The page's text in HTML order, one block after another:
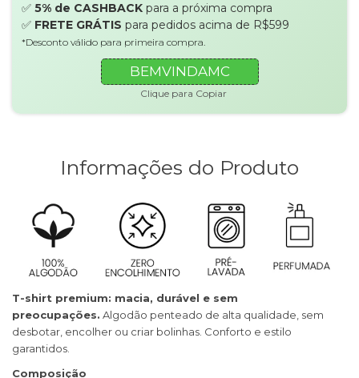
✅ 5% de CASHBACK para a próxima compra
✅ FRETE GRÁTIS para pedidos acima de R$599
*Desconto válido para primeira compra.
BEMVINDAMC
Clique para Copiar
Informações do Produto
T-shirt premium: macia, durável e sem
preocupações. Algodão penteado de alta qualidade, sem
desbotar, encolher ou criar bolinhas. Conforto e estilo
garantidos.
Composição